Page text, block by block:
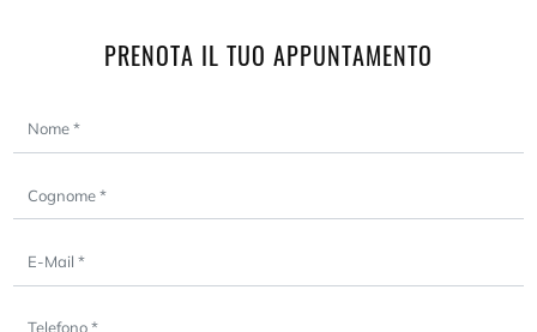
PRENOTA IL TUO APPUNTAMENTO